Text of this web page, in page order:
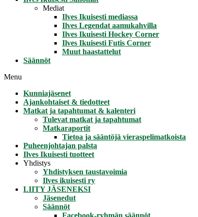
Mediat
Ilves Ikuisesti mediassa
Ilves Legendat aamukahvilla
Ilves Ikuisesti Hockey Corner
Ilves Ikuisesti Futis Corner
Muut haastattelut
Säännöt
Menu
Kunniajäsenet
Ajankohtaiset & tiedotteet
Matkat ja tapahtumat & kalenteri
Tulevat matkat ja tapahtumat
Matkaraportit
Tietoa ja sääntöjä vieraspelimatkoista
Puheenjohtajan palsta
Ilves Ikuisesti tuotteet
Yhdistys
Yhdistyksen taustavoimia
Ilves ikuisesti ry
LIITY JÄSENEKSI
Jäsenedut
Säännöt
Facebook-ryhmän säännöt